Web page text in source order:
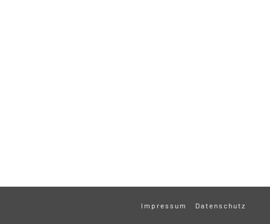
Impressum Datenschutz